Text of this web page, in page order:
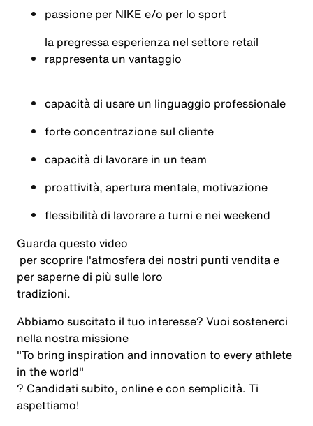
passione per NIKE e/o per lo sport
la pregressa esperienza nel settore retail
rappresenta un vantaggio
capacità di usare un linguaggio professionale
forte concentrazione sul cliente
capacità di lavorare in un team
proattività, apertura mentale, motivazione
flessibilità di lavorare a turni e nei weekend
Guarda questo video
per scoprire l'atmosfera dei nostri punti vendita e
per saperne di più sulle loro
tradizioni.
Abbiamo suscitato il tuo interesse? Vuoi sostenerci
nella nostra missione
"To bring inspiration and innovation to every athlete
in the world"
? Candidati subito, online e con semplicità. Ti
aspettiamo!